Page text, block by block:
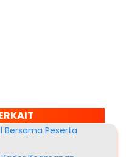
Bersama Peserta